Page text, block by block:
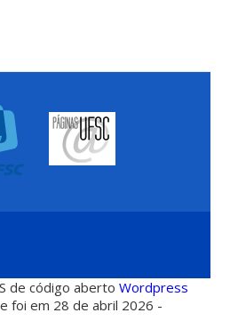
de código abertoWordpress
foi em 28 de abril 2026 -